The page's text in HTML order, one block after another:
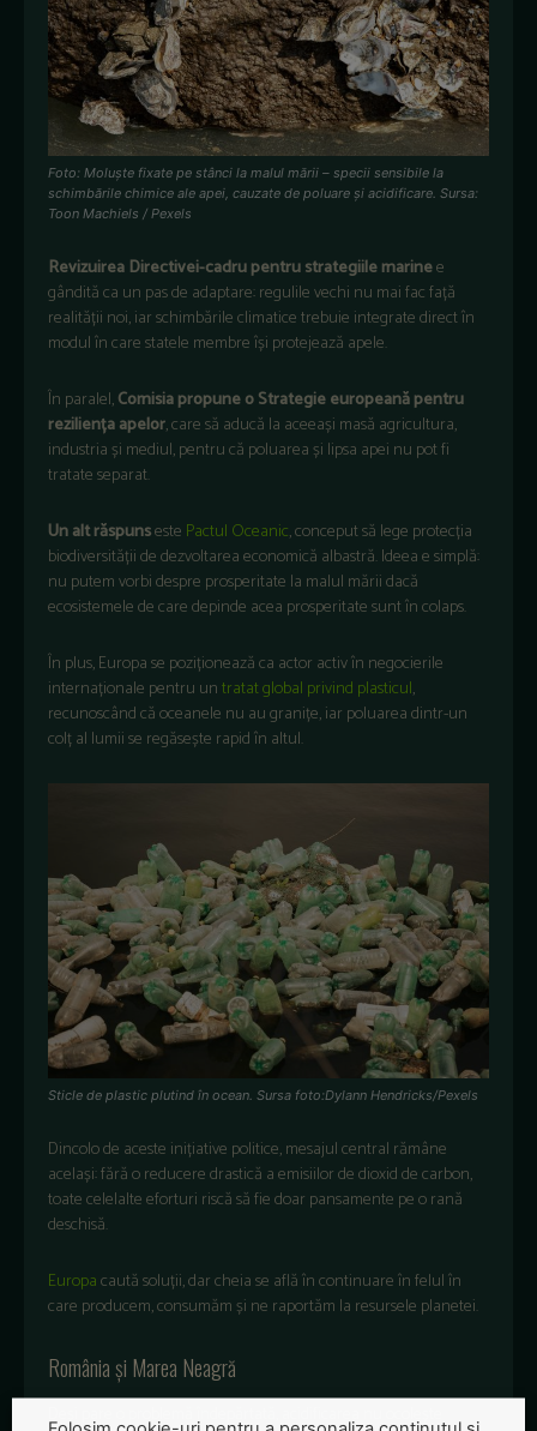
Foto: Moluște fixate pe stânci la malul mării – specii sensibile la
schimbările chimice ale apei, cauzate de poluare și acidificare. Sursa:
Toon Machiels / Pexels
Revizuirea Directivei-cadru pentru strategiile marinee
gândită ca un pas de adaptare: regulile vechi nu mai fac față
realității noi, iar schimbările climatice trebuie integrate direct în
modul în care statele membre își protejează apele.
În paralel,Comisia propune o Strategie europeană pentru
reziliența apelor, care să aducă la aceeași masă agricultura,
industria și mediul, pentru că poluarea și lipsa apei nu pot fi
tratate separat.
Un alt răspunseste Pactul Oceanic, conceput să lege protecția
biodiversității de dezvoltarea economică albastră. Ideea e simplă:
nu putem vorbi despre prosperitate la malul mării dacă
ecosistemele de care depinde acea prosperitate sunt în colaps.
În plus, Europa se poziționează ca actor activ în negocierile
internaționale pentru untratat global privind plasticul,
recunoscând că oceanele nu au granițe, iar poluarea dintr-un
colț al lumii se regăsește rapid în altul.
Sticle de plastic plutind în ocean. Sursa foto:Dylann Hendricks/Pexels
Dincolo de aceste inițiative politice, mesajul central rămâne
același: fără o reducere drastică a emisiilor de dioxid de carbon,
toate celelalte eforturi riscă să fie doar pansamente pe o rană
deschisă.
Europacaută soluții, dar cheia se află în continuare în felul în
care producem, consumăm și ne raportăm la resursele planetei.
România și Marea Neagră